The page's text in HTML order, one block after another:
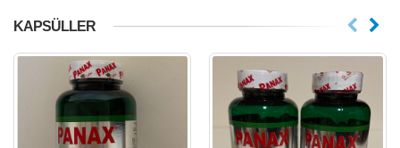
KAPSÜLLER